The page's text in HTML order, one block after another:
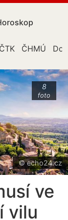
ČTK ČHMÚ
8
foto
© echo24.cz
ve
vilu